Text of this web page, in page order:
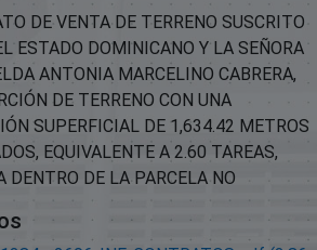
DE VENTA DE TERRENO SUSCRITO
ESTADO DOMINICANO Y LA SEÑORA
ANTONIA MARCELINO CABRERA,
DE TERRENO CON UNA
SUPERFICIAL DE 1,634.42 METROS
EQUIVALENTE A 2.60 TAREAS,
DENTRO DE LA PARCELA NO